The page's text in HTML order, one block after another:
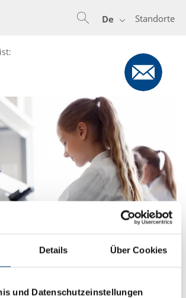
Details Über Cookies
und Datenschutzeinstellungen
Standorte
De
schnuppern –
bei der GBA Group